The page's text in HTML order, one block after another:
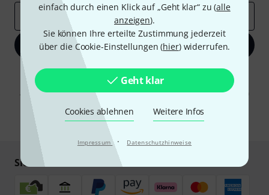
einfach durch einen Klick auf „Geht klar“ zu (alle
anzeigen).
Sie können Ihre erteilte Zustimmung jederzeit
über die Cookie-Einstellungen (hier) widerrufen.
Geht klar
Cookies ablehnen Weitere Infos
Impressum · Datenschutzhinweise
E-Mail-Adresse
Jetzt anmelden
Mit Klick auf „Jetzt anmelden“ stimmen Sie dem Erhalt von E-Mail-
Werbung und einer Messung des E-Mail-Nutzungsverhaltens zu. Die
Abmeldung ist jederzeit möglich. Weitere Informationen finden Sie in
unseren
* Pflichtfeld
Sicher einkaufen & bezahlen